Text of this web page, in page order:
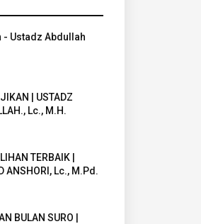
- Ustadz Abdullah
| USTADZ
Lc., M.H.
TERBAIK |
ANSHORI, Lc., M.Pd.
BULAN SURO |